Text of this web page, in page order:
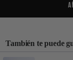
También te puede
the Previous and